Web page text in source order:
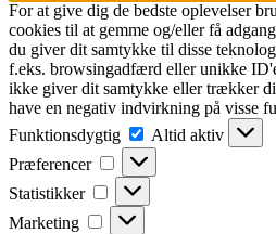
For at give dig de bedste oplevelser
cookies til at gemme og/eller få
du giver dit samtykke til disse
f.eks. browsingadfærd eller unikke
ikke giver dit samtykke eller trækker
have en negativ indvirkning på visse
Funktionsdygtig
Funktionsdygtig
Altid aktiv
Præferencer
Præferencer
Statistikker Statistikker
Marketing Marketing